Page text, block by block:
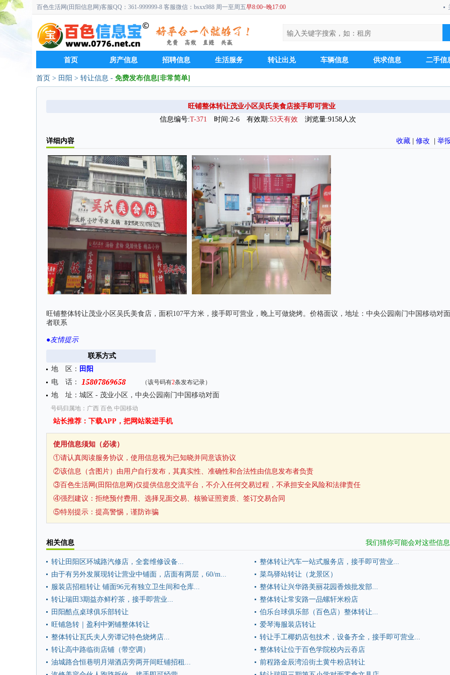
百色生活网(田阳信息网)客服QQ：361-999999-8 客服微信：bsxx988 周一至周五早8:00~晚17:00
首页 房产信息 招聘信息 生活服务 转让出兑 车辆信息 供求信息 二手信
首页 > 田阳 > 转让信息 - 免费发布信息[非常简单]
旺铺整体转让茂业小区吴氏美食店接手即可营业
信息编号:T-371 时间:2-6 有效期:53天有效 浏览量:9158人次
详细内容 收藏 修改 举
旺铺整体转让茂业小区吴氏美食店，面积107平方米，接手即可营业，晚上可做烧烤。价格面议，地址：中央公园南门中国移动对
者联系
●友情提示
联系方式
地 区： 田阳
电 话：
（该号码有2条发布记录）
地 址：城区 - 茂业小区，中央公园南门中国移动对面
号码归属地：广西 百色 中国移动
站长推荐：下载APP，把网站装进手机
使用信息须知（必读）
①请认真阅读服务协议，使用信息视为已知晓并同意该协议
②该信息（含图片）由用户自行发布，其真实性、准确性和合法性由信息发布者负责
③百色生活网(田阳信息网)仅提供信息交流平台，不介入任何交易过程，不承担安全风险和法律责任
④强烈建议：拒绝预付费用、选择见面交易、核验证照资质、签订交易合同
⑤特别提示：提高警惕，谨防诈骗
相关信息 我们猜你可能会对这些信
转让田阳区环城路汽修店，全套维修设备...
整体转让汽车一站式服务店，接手即可营业...
由于有另外发展现转让营业中铺面，店面有两层，60/m...
菜鸟驿站转让（龙景区）
服装店招租转让 铺面96元有独立卫生间和仓库...
整体转让兴华路美丽花园香烛批发部...
转让瑞田3期益亦鲜柠茶，接手即营业...
整体转让常安路一品螺轩米粉店
田阳酷点桌球俱乐部转让
伯乐台球俱乐部（百色店）整体转让...
旺铺急转｜盈利中粥铺整体转让
爱琴海服装店转让
整体转让瓦氏夫人旁谭记特色烧烤店...
转让手工椰奶店包技术，设备齐全，接手即可营业...
转让高中路临街店铺（带空调）
整体转让位于百色学院校内云吞店
油城路合恒巷明月湖酒店旁两开间旺铺招租...
前程路金辰湾沿街土黄牛粉店转让